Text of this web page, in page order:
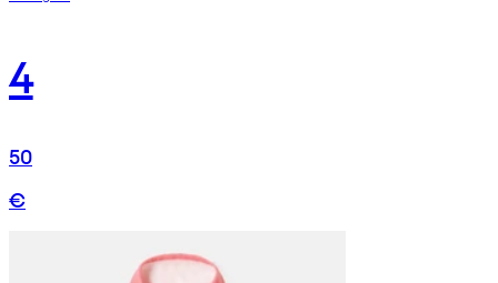
4
50
€